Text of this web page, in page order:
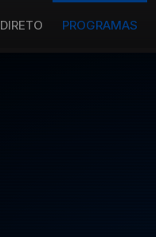
DIRETO PROGRAMAS